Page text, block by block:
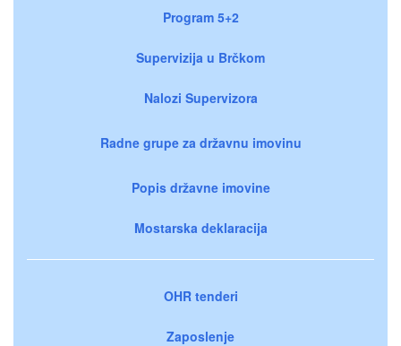
Program 5+2
Supervizija u Brčkom
Nalozi Supervizora
Radne grupe za državnu imovinu
Popis državne imovine
Mostarska deklaracija
OHR tenderi
Zaposlenje